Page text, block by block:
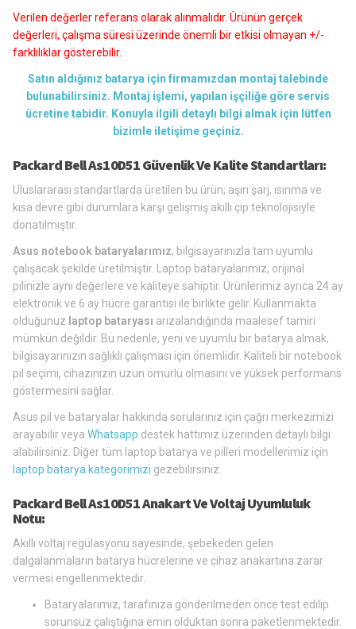
Verilen değerler referans olarak alınmalıdır. Ürünün gerçek
değerleri, çalışma süresi üzerinde önemli bir etkisi olmayan +/-
farklılıklar gösterebilir.
Satın aldığınız batarya için firmamızdan montaj talebinde
bulunabilirsiniz. Montaj işlemi, yapılan işçiliğe göre servis
ücretine tabidir. Konuyla ilgili detaylı bilgi almak için lütfen
bizimle iletişime geçiniz.
Packard Bell As10D51 Güvenlik Ve Kalite Standartları:
Uluslararası standartlarda üretilen bu ürün; aşırı şarj, ısınma ve
kısa devre gibi durumlara karşı gelişmiş akıllı çip teknolojisiyle
donatılmıştır.
Asus notebook bataryalarımız, bilgisayarınızla tam uyumlu
çalışacak şekilde üretilmiştir. Laptop bataryalarımız, orijinal
pilinizle aynı değerlere ve kaliteye sahiptir. Ürünlerimiz ayrıca 24 ay
elektronik ve 6 ay hücre garantisi ile birlikte gelir. Kullanmakta
olduğunuz laptop bataryası arızalandığında maalesef tamiri
mümkün değildir. Bu nedenle, yeni ve uyumlu bir batarya almak,
bilgisayarınızın sağlıklı çalışması için önemlidir. Kaliteli bir notebook
pil seçimi, cihazınızın uzun ömürlü olmasını ve yüksek performans
göstermesini sağlar.
Asus pil ve bataryalar hakkında sorularınız için çağrı merkezimizi
arayabilir veya Whatsapp destek hattımız üzerinden detaylı bilgi
alabilirsiniz. Diğer tüm laptop batarya ve pilleri modellerimiz için
laptop batarya kategorimizi gezebilirsiniz.
Packard Bell As10D51 Anakart Ve Voltaj Uyumluluk
Notu:
Akıllı voltaj regülasyonu sayesinde, şebekeden gelen
dalgalanmaların batarya hücrelerine ve cihaz anakartına zarar
vermesi engellenmektedir.
Bataryalarımız, tarafınıza gönderilmeden önce test edilip
sorunsuz çalıştığına emin olduktan sonra paketlenmektedir.